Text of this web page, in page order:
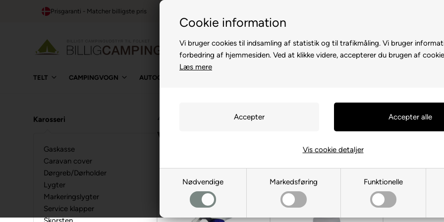
Cookie information
Vi bruger cookies til indsamling af statistik og til trafikmåling. Vi bruger
forbedring af hjemmesiden. Ved at klikke videre, accepterer du brugen af
Læs mere
Nødvendige Markedsføring Funktionelle
Vis cookie detaljer
Prisgaranti - Matcher billigste pris
TELT CAMPINGVOGN AUTOCAMPER
Karosseri
Gaskasse
Caravan cover
Dørgreb/Dørholder
Lygter
Markeringslygter
Service klapper
⛺ Karosseri›Vask/Plejeartikler
Vask/Plejeartikler
NYHED